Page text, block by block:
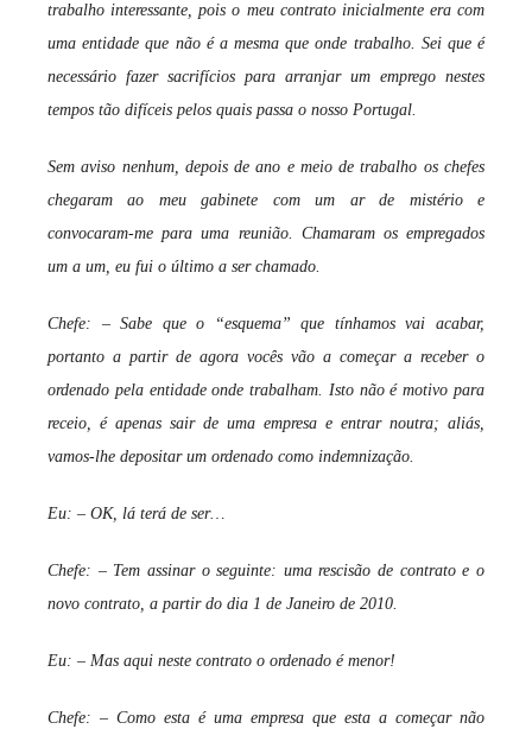
r
e
c
a
i
o
s
i
f
e
x
s
trabalho interessante, pois o meu contrato inicialmente era com
uma entidade que não é a mesma que onde trabalho. Sei que é
necessário fazer sacrifícios para arranjar um emprego nestes
tempos tão difíceis pelos quais passa o nosso Portugal.
Sem aviso nenhum, depois de ano e meio de trabalho os chefes
chegaram ao meu gabinete com um ar de mistério e
convocaram-me para uma reunião. Chamaram os empregados
um a um, eu fui o último a ser chamado.
Chefe: – Sabe que o “esquema” que tínhamos vai acabar,
portanto a partir de agora vocês vão a começar a receber o
ordenado pela entidade onde trabalham. Isto não é motivo para
receio, é apenas sair de uma empresa e entrar noutra; aliás,
vamos-lhe depositar um ordenado como indemnização.
Eu: – OK, lá terá de ser…
Chefe: – Tem assinar o seguinte: uma rescisão de contrato e o
novo contrato, a partir do dia 1 de Janeiro de 2010.
Eu: – Mas aqui neste contrato o ordenado é menor!
Chefe: – Como esta é uma empresa que esta a começar não